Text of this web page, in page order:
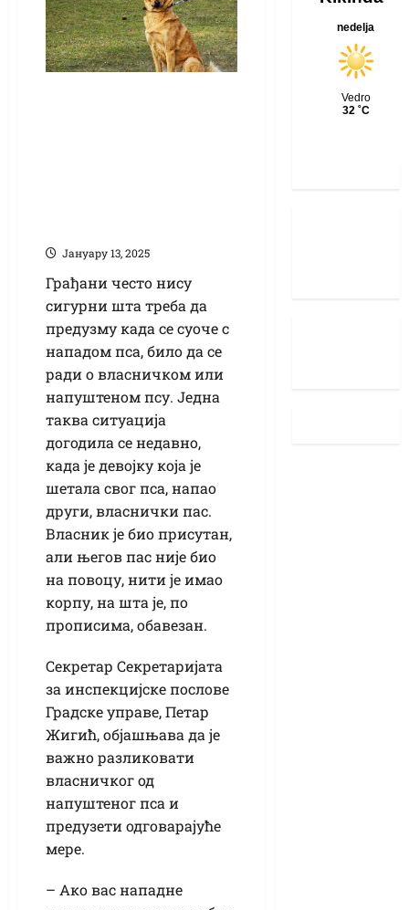
Јануарy 13, 2025
Грађани често нису
сигурни шта треба да
предузму када се суоче с
нападом пса, било да се
ради о власничком или
напуштеном псу. Једна
таква ситуација
догодила се недавно,
када је девојку која је
шетала свог пса, напао
други, власнички пас.
Власник је био присутан,
али његов пас није био
на повоцу, нити је имао
корпу, на шта је, по
прописима, обавезан.
Секретар Секретаријата
за инспекцијске послове
Градске управе, Петар
Жигић, објашњава да је
важно разликовати
власничког од
напуштеног пса и
предузети одговарајуће
мере.
– Ако вас нападне